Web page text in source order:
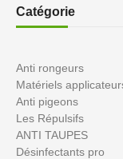
Catégorie
Anti rongeurs
Matériels
Anti pigeons
Les Répulsifs
ANTI TAUPES
Désinfectants pro